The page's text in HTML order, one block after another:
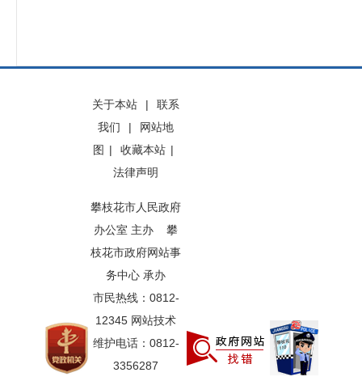
关于本站 |
联系
我们
|
网站地
图 | 收藏本站 |
法律声明
攀枝花市人民政府
办公室 主办 攀
枝花市政府网站事
务中心 承办
市民热线：0812-
12345 网站技术
维护电话：0812-
3356287